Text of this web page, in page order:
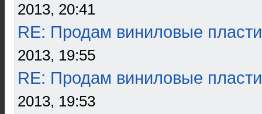
2013, 20:41
RE: Продам виниловые
2013, 19:55
RE: Продам виниловые
2013, 19:53